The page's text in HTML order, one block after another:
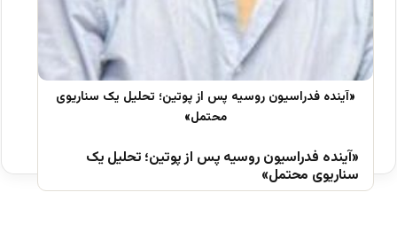
«آینده فدراسیون روسیه پس از پوتین؛ تحلیل یک
سناریوی محتمل»